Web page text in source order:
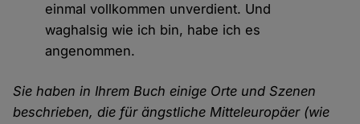
einmal vollkommen unverdient. Und
waghalsig wie ich bin, habe ich es
angenommen.
Sie haben in Ihrem Buch einige Orte und Szenen
beschrieben, die für ängstliche Mitteleuropäer (wie